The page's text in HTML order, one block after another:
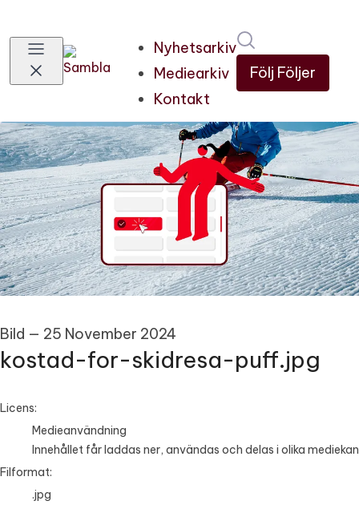
Nyhetsarkiv
Mediearkiv
Kontakt
Följ Följer
Bild — 25 November 2024
kostad-for-skidresa-puff.jpg
go to media item
Licens:
Medieanvändning
Innehållet får laddas ner, användas och delas i olika
Filformat:
.jpg